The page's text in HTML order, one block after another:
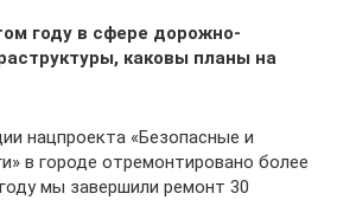
году в сфере дорожно-
каковы планы на
нацпроекта «Безопасные и
в городе отремонтировано более
мы завершили ремонт 30